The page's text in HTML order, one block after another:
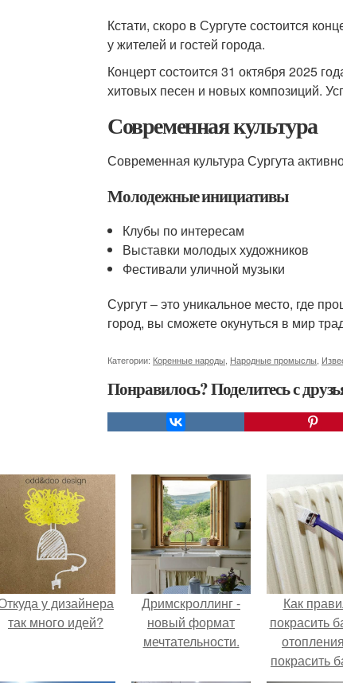
Кстати, скоро в Сургуте состоится
у жителей и гостей города.
Концерт состоится 31 октября 2025
хитовых песен и новых композиций.
Современная культура
Современная культура Сургута
Молодежные инициативы
Клубы по интересам
Выставки молодых художников
Фестивали уличной музыки
Сургут – это уникальное место, где
город, вы сможете окунуться в мир
Категории: Коренные народы Народные промыслы
Понравилось? Поделитесь с
у дизайнера
так много идей?
Дримскроллинг -
новый формат
мечтательности.
Как
покрасить
покрасить